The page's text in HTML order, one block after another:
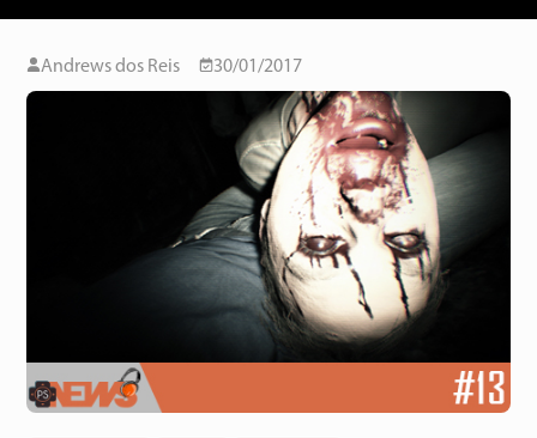
Andrews dos Reis 30/01/2017